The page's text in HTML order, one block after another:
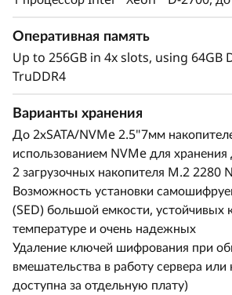
управляются с помощью
Это прочное, компактное решение
которое можно положиться при
в суровых условиях.
Оперативная память
Up to 256GB in 4x slots, using 64GB
TruDDR4
Варианты хранения
До 2хSATA/NVMe 2.5"7мм
использованием NVMe для
2 загрузочных накопителя M.2 2280
Возможность установки
(SED) большой емкости, устойчивых
температуре и очень надежных
Удаление ключей шифрования при
вмешательства в работу сервера
доступна за отдельную плату)